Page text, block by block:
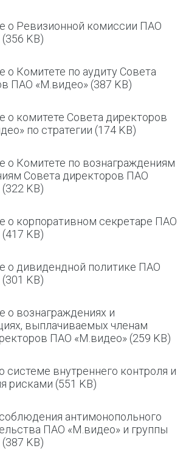
о Ревизионной комиссии ПАО
(356 KB)
о Комитете по аудиту Совета
ПАО «М.видео» (387 KB)
о комитете Совета директоров
по стратегии (174 KB)
о Комитете по вознаграждениям
Совета директоров ПАО
(322 KB)
о корпоративном секретаре ПАО
(417 KB)
о дивидендной политике ПАО
(301 KB)
о вознаграждениях и
выплачиваемых членам
ПАО «М.видео» (259 KB)
системе внутреннего контроля и
рисками (551 KB)
антимонопольного
ПАО «М.видео» и группы
(387 KB)